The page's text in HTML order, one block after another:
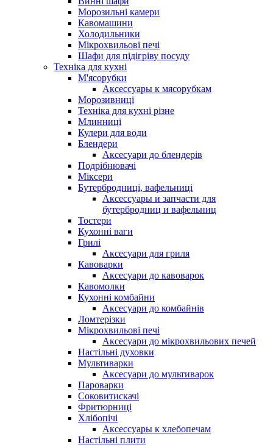
Морозильні камери
Кавомашини
Холодильники
Мікрохвильові печі
Шафи для підігріву посуду
Техніка для кухні
М'ясорубки
Аксессуары к мясорубкам
Морозивниці
Техніка для кухні різне
Млинниці
Кулери для води
Блендери
Аксесуари до блендерів
Подрібнювачі
Міксери
Бутербродниці, вафельниці
Аксессуары и запчасти для
бутербродниц и вафельниц
Тостери
Кухонні ваги
Грилі
Аксесуари для гриля
Кавоварки
Аксесуари до кавоварок
Кавомолки
Кухонні комбайни
Аксесуари до комбайнів
Ломтерізки
Мікрохвильові печі
Аксесуари до мікрохвильових печей
Настільні духовки
Мультиварки
Аксесуари до мультиварок
Пароварки
Соковитискачі
Фритюрниці
Хлібопічі
Аксессуары к хлебопечам
Настільні плити